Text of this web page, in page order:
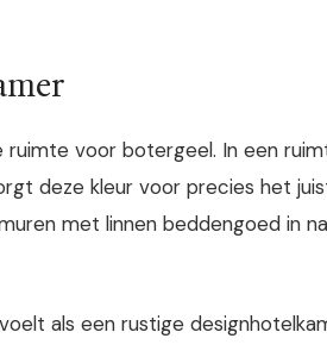
ruimte voor botergeel. In een
deze kleur voor precies het
met linnen beddengoed in
als een rustige